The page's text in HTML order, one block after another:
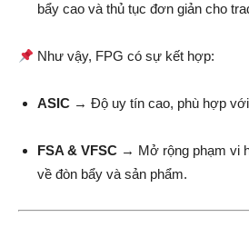
bẩy cao và thủ tục đơn giản cho
Như vậy, FPG có sự kết hợp:
ASIC → Độ uy tín cao, phù hợp
FSA & VFSC → Mở rộng phạm vi
về đòn bẩy và sản phẩm.